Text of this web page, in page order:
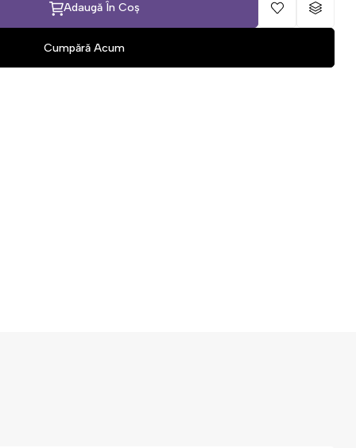
Adaugă În Coș